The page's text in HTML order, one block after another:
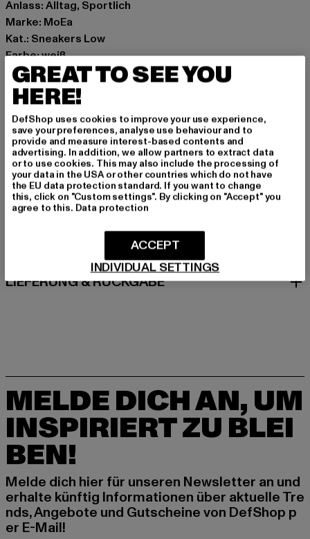
Anlass: Alltag, Sportlich
Marke: MoEa
Kat.: Sneakers Low
Farbe: weiß
Hersteller Farbe: white/blue
Obermaterial: sonstiges Material
Innenfutter: Textil
Art.Nr: BASGN806-02695
Hersteller: MOEA SAS |Support@moea.io
RUE DES HALLES 15 | 75001 Paris | FR
GRÖSSE & PASSFORM
LIEFERUNG & RÜCKGABE
MELDE DICH AN, UM
INSPIRIERT ZU BLEI
BEN!
Melde dich hier für unseren Newsletter an und
erhalte künftig Informationen über aktuelle Tre
nds, Angebote und Gutscheine von DefShop p
er E-Mail!
GREAT TO SEE YOU
HERE!
DefShop uses cookies to improve your use experience,
save your preferences, analyse use behaviour and to
provide and measure interest-based contents and
advertising. In addition, we allow partners to extract data
or to use cookies. This may also include the processing of
your data in the USA or other countries which do not have
the EU data protection standard. If you want to change
this, click on "Custom settings". By clicking on "Accept" you
agree to this. Data protection
INDIVIDUAL SETTINGS
ACCEPT